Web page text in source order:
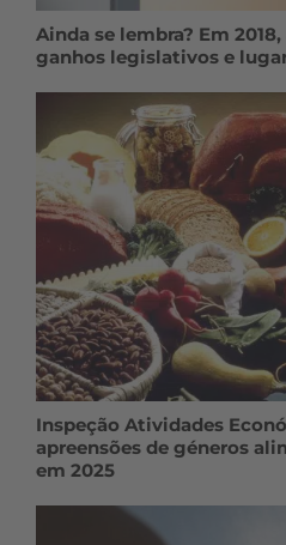
Ainda se lembra? Em
ganhos legislativos e
Inspeção Atividades
apreensões de géneros
em 2025